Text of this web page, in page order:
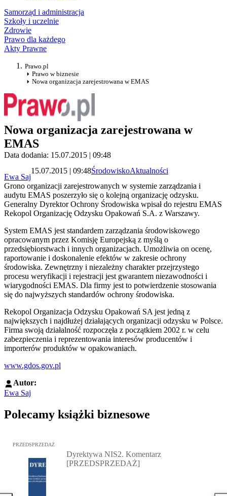
Samorząd i administracja
Szkoły i uczelnie
Zdrowie
Prawo dla każdego
Akty Prawne
Prawo.pl
Prawo w biznesie
Nowa organizacja zarejestrowana w EMAS
Nowa organizacja zarejestrowana w
EMAS
Data dodania: 15.07.2015 | 09:48
Ewa Saj
15.07.2015 | 09:48ŚrodowiskoAktualności
Grono organizacji zarejestrowanych w systemie zarządzania i
audytu EMAS poszerzyło się o kolejną organizację odzysku.
Generalny Dyrektor Ochrony Środowiska wpisał do rejestru EMAS
Rekopol Organizację Odzysku Opakowań S.A. z Warszawy.
System EMAS jest standardem zarządzania środowiskowego
opracowanym przez Komisję Europejską z myślą o
przedsiębiorstwach i innych organizacjach. Umożliwia on ocenę,
raportowanie i doskonalenie efektów w zakresie ochrony
środowiska. Zewnętrzny i niezależny charakter przejrzystego
procesu weryfikacji i rejestracji jest gwarantem niezawodności i
wiarygodności EMAS. Dla firmy jest to potwierdzenie stosowania
się do najwyższych standardów ochrony środowiska.
Rekopol Organizacja Odzysku Opakowań SA jest jedną z
największych i najdłużej działających organizacji odzysku w Polsce.
Firma swoją działalność rozpoczęła z początkiem 2002 r. w celu
zabezpieczenia i reprezentowania interesów producentów i
importerów produktów w opakowaniach.
www.gdos.gov.pl
Autor:
Ewa Saj
Polecamy książki biznesowe
Przejdź do: Dyrektywa NIS2. Komentarz [PRZEDSPRZEDAŻ],
PRZEDSPRZEDAŻ
Dyrektywa NIS2. Komentarz
[PRZEDSPRZEDAŻ]